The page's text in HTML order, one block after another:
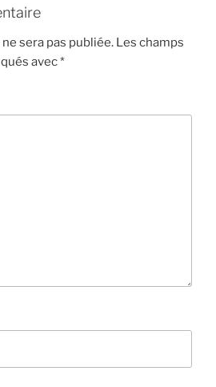
sera pas publiée. Les champs
avec*